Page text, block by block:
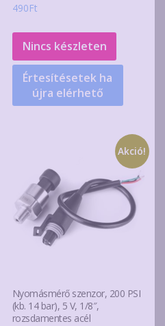
490Ft
Nincs készleten
Értesítésetek ha
újra elérhető
Akció!
Nyomásmérő szenzor, 200 PSI
(kb. 14 bar), 5 V, 1/8″,
rozsdamentes acél